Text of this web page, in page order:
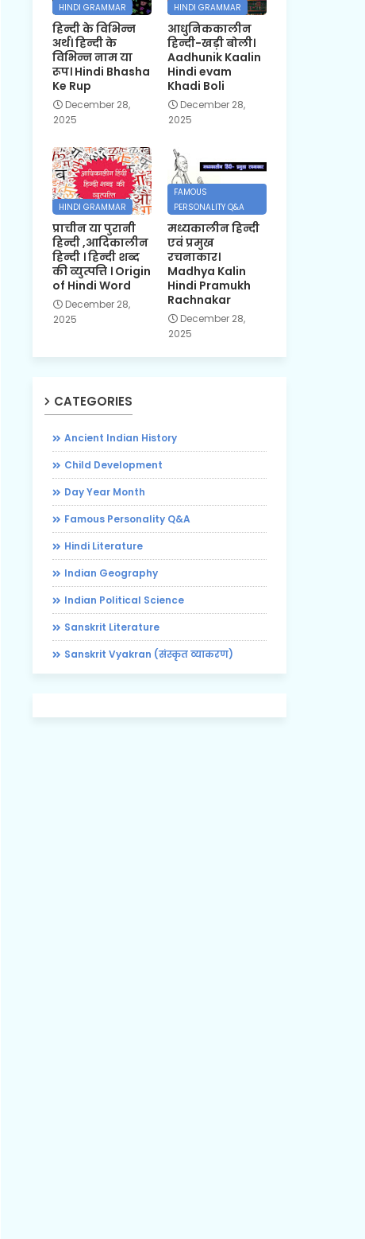
HINDI GRAMMAR
हिन्दी के विभिन्न
अर्थ। हिन्दी के
विभिन्न नाम या
रूप। Hindi Bhasha
Ke Rup
December 28,
2025
HINDI GRAMMAR
आधुनिककालीन
हिन्दी-खड़ी बोली।
Aadhunik Kaalin
Hindi evam
Khadi Boli
December 28,
2025
HINDI GRAMMAR
प्राचीन या पुरानी
हिन्दी ,आदिकालीन
हिन्दी । हिन्दी शब्द
की व्युत्पत्ति । Origin
of Hindi Word
December 28,
2025
FAMOUS
PERSONALITY Q&A
मध्यकालीन हिन्दी
एवं प्रमुख
रचनाकार।
Madhya Kalin
Hindi Pramukh
Rachnakar
December 28,
2025
CATEGORIES
Ancient Indian History
Child Development
Day Year Month
Famous Personality Q&A
Hindi Literature
Indian Geography
Indian Political Science
Sanskrit Literature
Sanskrit Vyakran (संस्कृत व्याकरण)